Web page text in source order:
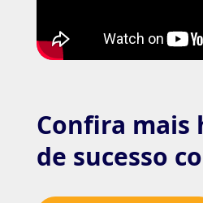
Confira mais
de sucesso